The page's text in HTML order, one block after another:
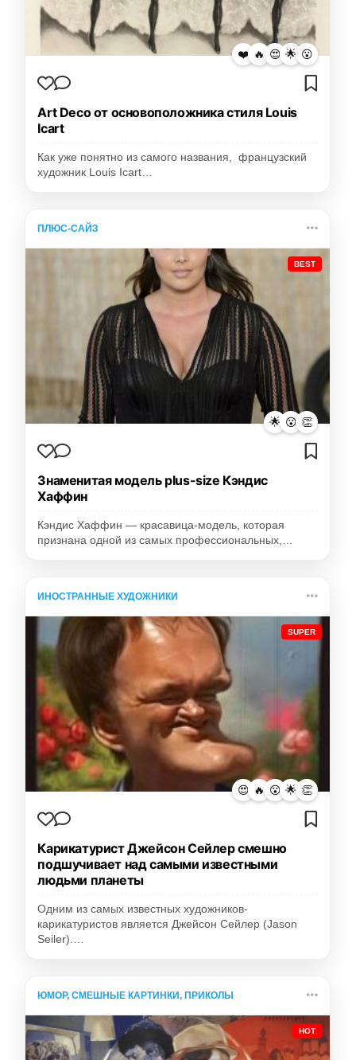
❤️ 🔥 😍 🌟 😮
Art Deco от основоположника стиля Louis
Icart
Как уже понятно из самого названия, французский
художник Louis Icart…
ПЛЮС-САЙЗ
BEST
🌟 😮 👏
Знаменитая модель plus-size Кэндис
Хаффин
Кэндис Хаффин — красавица-модель, которая
признана одной из самых профессиональных,…
ИНОСТРАННЫЕ ХУДОЖНИКИ
SUPER
😍 🔥 😮 🌟 👏
Карикатурист Джейсон Сейлер смешно
подшучивает над самыми известными
людьми планеты
Одним из самых известных художников-
карикатуристов является Джейсон Сейлер (Jason
Seiler).…
ЮМОР, СМЕШНЫЕ КАРТИНКИ, ПРИКОЛЫ
HOT